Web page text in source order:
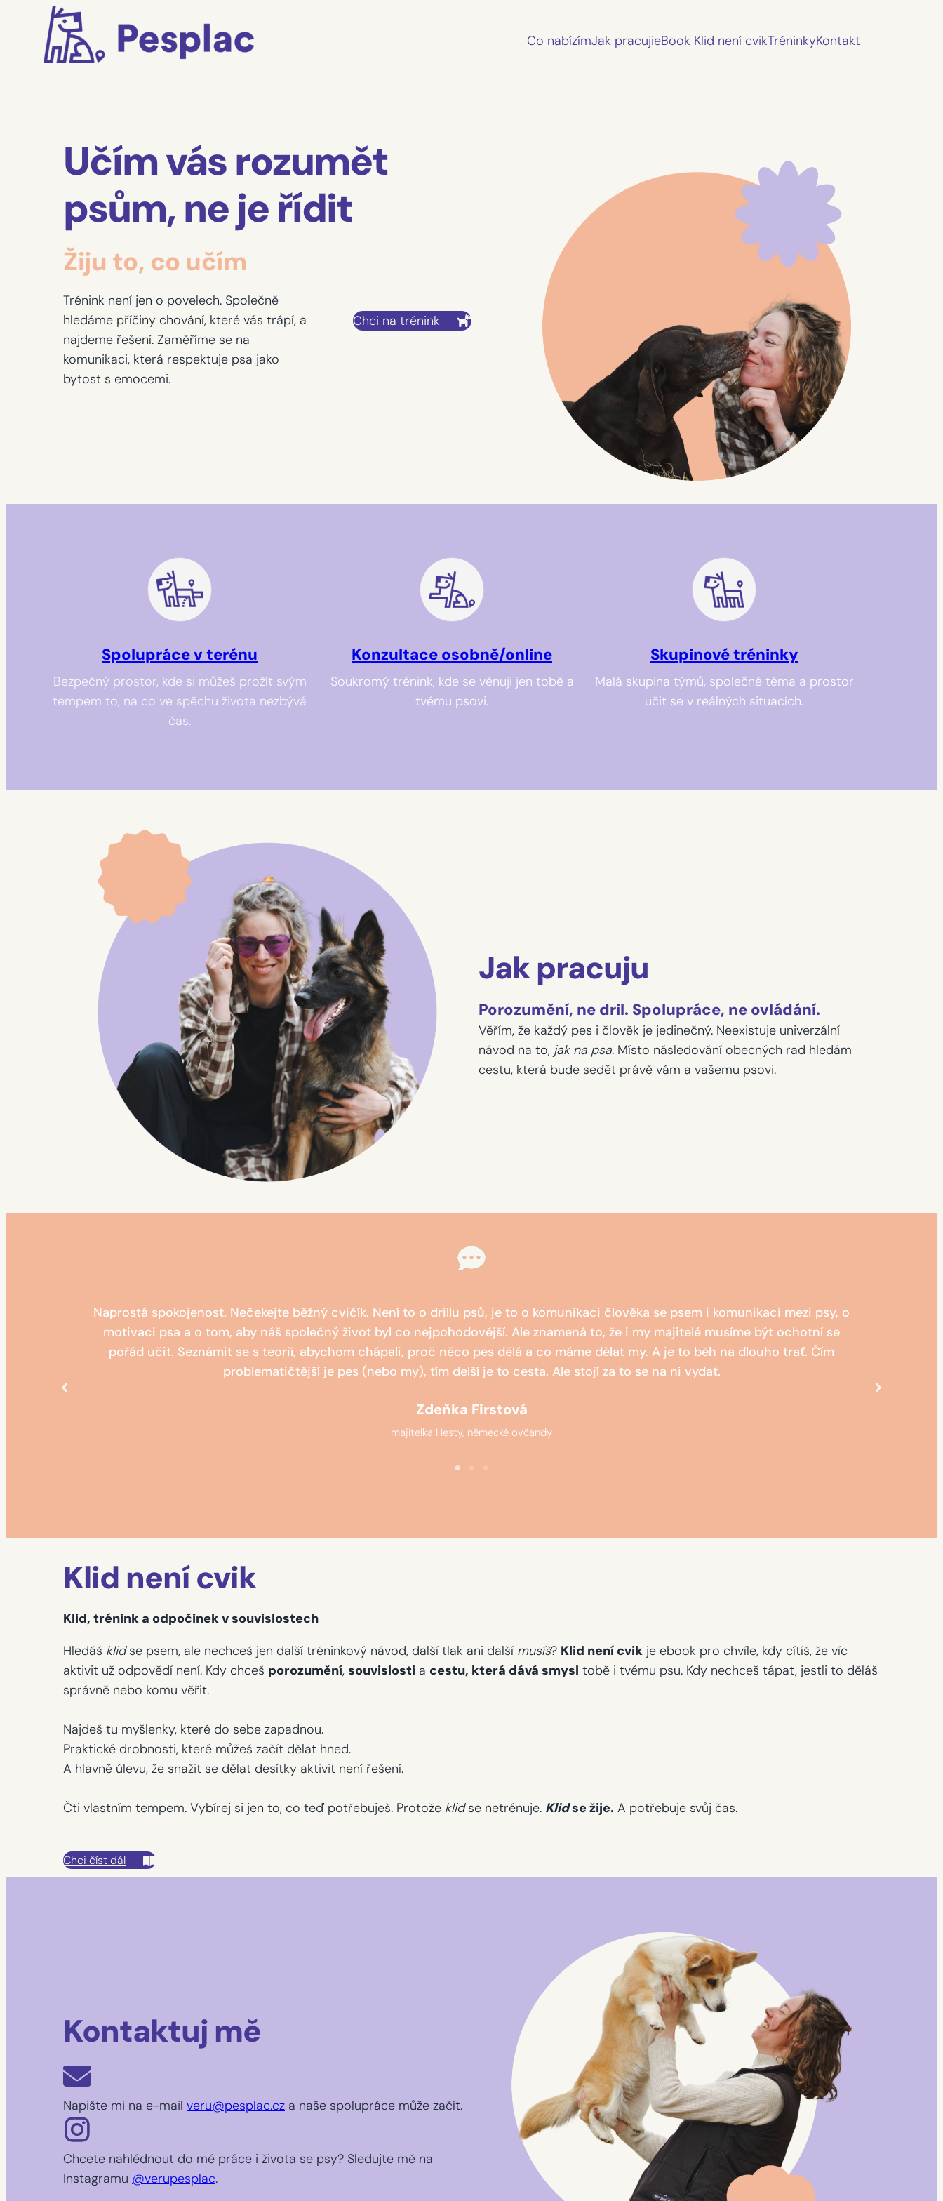
Co nabízímJak pracujieBook Klid není cvikTréninkyKontakt
Učím vás rozumět
psům, ne je řídit
Žiju to, co učím
Trénink není jen o povelech. Společně
hledáme příčiny chování, které vás trápí, a
najdeme řešení. Zaměříme se na
komunikaci, která respektuje psa jako
bytost s emocemi.
Chci na trénink
Spolupráce v terénu
Bezpečný prostor, kde si můžeš prožít svým
tempem to, na co ve spěchu života nezbývá
čas.
Konzultace osobně/online
Soukromý trénink, kde se věnuji jen tobě a
tvému psovi.
Skupinové tréninky
Malá skupina týmů, společné téma a prostor
učit se v reálných situacích.
Jak pracuju
Porozumění, ne dril. Spolupráce, ne ovládání.
Věřím, že každý pes i člověk je jedinečný. Neexistuje univerzální
návod na to, jak na psa. Místo následování obecných rad hledám
cestu, která bude sedět právě vám a vašemu psovi.
Naprostá spokojenost. Nečekejte běžný cvičík. Není to o drillu psů, je to o komunikaci člověka se psem i komunikaci mezi psy, o
motivaci psa a o tom, aby náš společný život byl co nejpohodovější. Ale znamená to, že i my majitelé musíme být ochotní se
pořád učit. Seznámit se s teorií, abychom chápali, proč něco pes dělá a co máme dělat my. A je to běh na dlouho trať. Čím
problematičtější je pes (nebo my), tím delší je to cesta. Ale stojí za to se na ni vydat.
Zdeňka Firstová
majitelka Hesty, německé ovčandy
Klid není cvik
Klid, trénink a odpočinek v souvislostech
Hledáš klidse psem, ale nechceš jen další tréninkový návod, další tlak ani další musíš? Klid není cvik je ebook pro chvíle, kdy cítíš, že víc
aktivit už odpovědí není. Kdy chceš porozumění, souvislosti a cestu, která dává smysl tobě i tvému psu. Kdy nechceš tápat, jestli to děláš
správně nebo komu věřit.
Najdeš tu myšlenky, které do sebe zapadnou.
Praktické drobnosti, které můžeš začít dělat hned.
A hlavně úlevu, že snažit se dělat desítky aktivit není řešení.
Čti vlastním tempem. Vybírej si jen to, co teď potřebuješ. Protože klidse netrénuje. Klidse žije. A potřebuje svůj čas.
Chci číst dál
Kontaktuj mě
Napište mi na e-mail veru@pesplac.cz a naše spolupráce může začít.
Chcete nahlédnout do mé práce i života se psy? Sledujte mě na
Instagramu @verupesplac.